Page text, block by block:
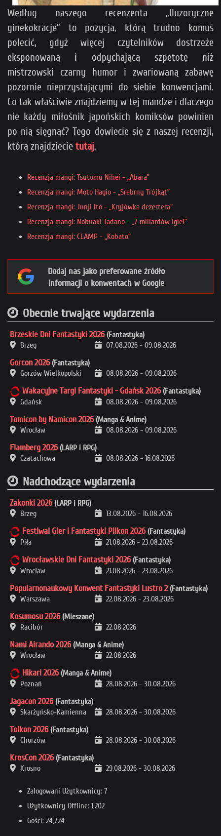
Według naszego recenzenta „Iluzoryczne
ginekokracje” to pozycja, którą trudno komuś
polecić, gdyż więcej czytelników dostrzeże
eksponowaną i odpychającą szpetotę niż
mistrzowski czarny humor i zwariowaną zabawę
pozornie nieprzystającymi do siebie konwencjami.
Co tak właściwie znajdziemy w tej mandze i dlaczego
nie każdy miłośnik japońskich komiksów powinien
po nią sięgnąć? Tego dowiecie się z naszej recenzji,
którą znajdziecie tutaj.
Recenzja mangi: Tsutomu Nihei - „Abara”
Recenzja mangi: Moto Hagio - „Srebrny Trójkąt”
Recenzja mangi: Junji Ito - „Kryjówka dezertera”
Recenzja mangi: Nobuaki Tadano - „7 miliardów igieł”
Recenzja mangi: CLAMP - „Kobato”
Dodaj nas jako preferowane źródło
informacji o konwentach w Google
Obecnie trwające wydarzenia
Brzeskie Dni Fantastyki 2026 (Fantastyka)
Brzeg
07.08.2026 - 09.08.2026
Gorcon 2026 (Fantastyka)
Gorzów Wielkopolski
08.08.2026 - 09.08.2026
Wakacyjne Targi Fantastyki - Gdańsk 2026 (Fantastyka)
Gdańsk
08.08.2026 - 09.08.2026
Tomicon by Namicon 2026 (Manga & Anime)
Wrocław
08.08.2026 - 09.08.2026
Flamberg 2026 (LARP i RPG)
Czatachowa
08.08.2026 - 16.08.2026
Nadchodzące wydarzenia
Zakonki 2026 (LARP i RPG)
Brzeg
13.08.2026 - 16.08.2026
Festiwal Gier i Fantastyki Pilkon 2026 (Fantastyka)
Piła
21.08.2026 - 23.08.2026
Wrocławskie Dni Fantastyki 2026 (Fantastyka)
Wrocław
21.08.2026 - 23.08.2026
Popularnonaukowy Konwent Fantastyki Lustro 2 (Fantastyka)
Warszawa
22.08.2026 - 23.08.2026
Kosumosu 2026 (Mieszane)
Racibór
22.08.2026
Nami Airando 2026 (Manga & Anime)
Wrocław
22.08.2026
Hikari 2026 (Manga & Anime)
Poznań
28.08.2026 - 30.08.2026
Jagacon 2026 (Fantastyka)
Skarżyńsko-Kamienna
28.08.2026 - 30.08.2026
Tolkon 2026 (Fantastyka)
Chorzów
28.08.2026 - 30.08.2026
KrosCon 2026 (Fantastyka)
Krosno
29.08.2026 - 30.08.2026
Zalogowani Użytkownicy: 7
Użytkownicy Offline: 1,202
Gości: 24,724